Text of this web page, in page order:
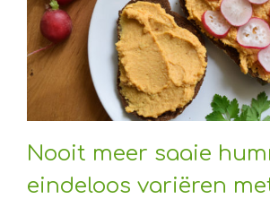
Nooit meer saaie
eindeloos variëren